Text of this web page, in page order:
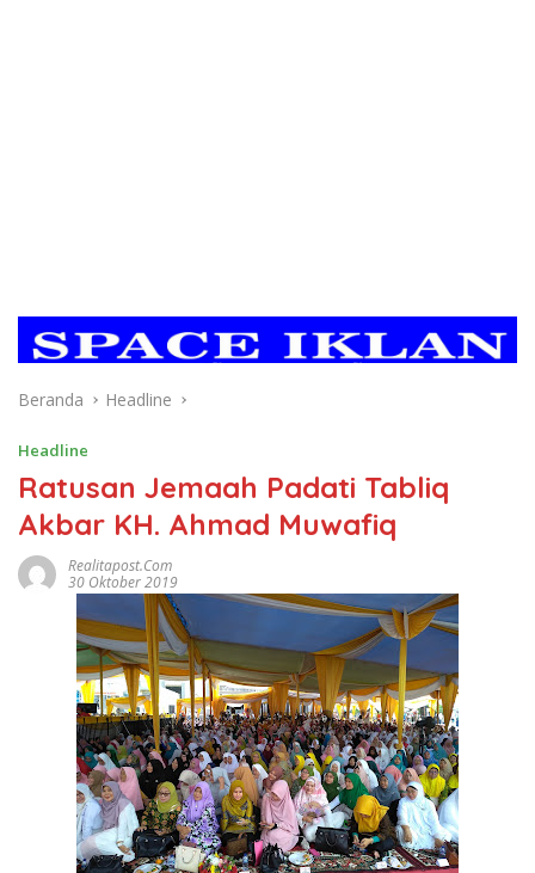
Beranda Headline
Headline
Ratusan Jemaah Padati Tabliq
Akbar KH. Ahmad Muwafiq
Realitapost.com
30 Oktober 2019